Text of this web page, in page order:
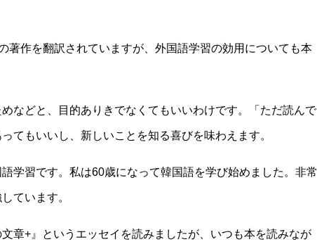
著作を翻訳されていますが、外国語学習の効用についても本
などと、目的ありきでなくてもいいわけです。「ただ読んで
てもいいし、新しいことを知る喜びを味わえます。
学習です。私は60歳になって韓国語を学び始めました。非常
ています。
章+』というエッセイを読みましたが、いつも本を読みなが